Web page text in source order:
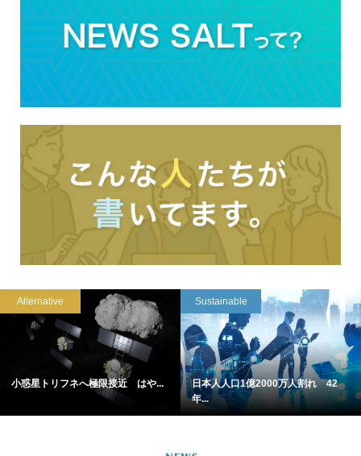
Alternative
小惑星トリフネへ極限接近 はや...
Sustainable
日本人人口1億2000万人割れ 42
年...